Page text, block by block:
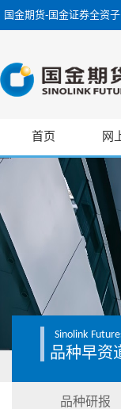
国金期货-国金证券全资
首页 网
Sinolink
品种早资
品种研报